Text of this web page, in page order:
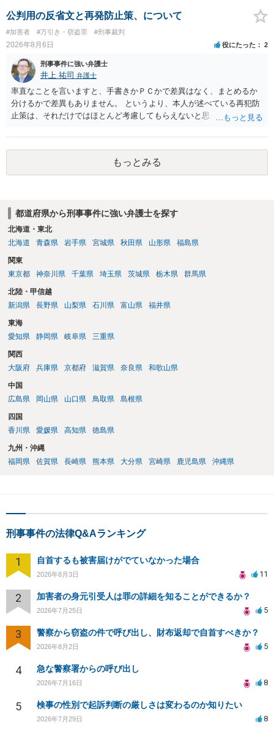
公判用の反省文と再発防止策、について
#加害者 #万引き・窃盗罪 #刑事裁判
2026年8月6日 役にたった 2
刑事事件に強い弁護士
井上 祐司 弁護士
率直なことを言いますと、手書きかＰＣかで差異はなく、まとめるか
分けるかで差異もありません。 というより、本人が述べている再犯防
止策は、それだけではほとんど考慮してもらえないと思った方が良い
やカウンセリング・治療の内容 ・利用している再犯防止策（例えば保
護観察所と連携した職業支援の内容や具体的な就労・監督状況） ・監
督者の証言 など、証拠で担保された客観性と実現可能性があるもので
なければあまり意味がありません。 もともと執行猶予が狙える事案で
いうのが実感です。
もっとみる
都道府県から刑事事件に強い弁護士を探す
北海道・東北
北海道
青森県 岩手県 宮城県 秋田県 山形県 福島県
関東
東京都
神奈川県 千葉県 埼玉県 茨城県 栃木県 群馬県
北陸・甲信越
新潟県
長野県 山梨県 石川県 富山県 福井県
東海
愛知県
静岡県 岐阜県 三重県
関西
大阪府
兵庫県 京都府 滋賀県 奈良県 和歌山県
中国
広島県
岡山県 山口県 鳥取県 島根県
四国
香川県
愛媛県 高知県 徳島県
九州・沖縄
福岡県
佐賀県 長崎県 熊本県 大分県 宮崎県 鹿児島県 沖縄県
刑事事件の法律Q&Aランキング
1 自首するも被害届けがでていなかった場合
2026年8月3日 11
2 加害者の身元引受人は罪の詳細を知ることができるか？
2026年7月25日 5
3 警察から窃盗の件で呼び出し、財布返却で自首すべきか？
2026年8月2日 5
4 急な警察署からの呼び出し
2026年7月16日 8
5 検事の性別で起訴判断の厳しさは変わるのか知りたい
2026年7月29日 8